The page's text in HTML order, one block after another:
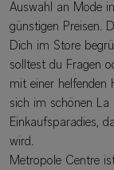
Auswahl an Mode
günstigen Preisen.
Dich im Store
solltest du Fragen
mit einer helfenden
sich im schönen La
Einkaufsparadies,
wird.
Metropole Centre